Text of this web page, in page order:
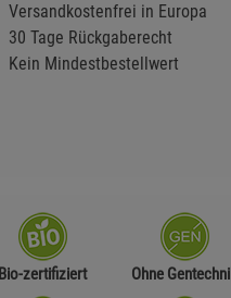
Versandkostenfrei in Europa
30 Tage Rückgaberecht
Kein Mindestbestellwert
Bio-zertifiziert Ohne